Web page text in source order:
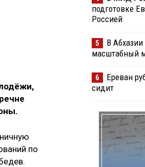
по
подготовке
Россией
5
В
масштабный
6
Ереван
сидит